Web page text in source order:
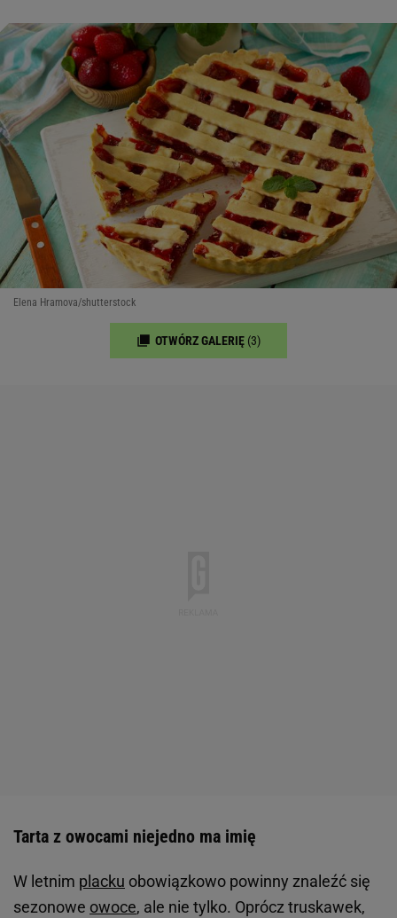
Elena Hramova/shutterstock
OTWÓRZ GALERIĘ (3)
Tarta z owocami niejedno ma imię
W letnim placku obowiązkowo powinny znaleźć się
sezonowe owoce, ale nie tylko. Oprócz truskawek,